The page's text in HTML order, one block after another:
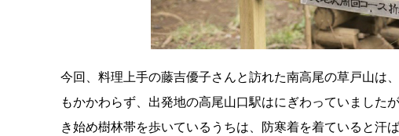
今回、料理上手の藤吉優子さんと訪れた南高尾の草戸山は
もかかわらず、出発地の高尾山口駅はにぎわっていました
き始め樹林帯を歩いているうちは、防寒着を着ていると汗